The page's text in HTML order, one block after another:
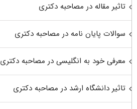
تاثیر مقاله در مصاحبه دکتری
سوالات پایان نامه در مصاحبه دکتری
معرفی خود به انگلیسی در مصاحبه دکتری
تاثیر دانشگاه ارشد در مصاحبه دکتری